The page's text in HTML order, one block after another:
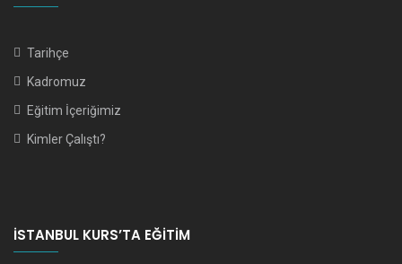
Tarihçe
Kadromuz
Eğitim İçeriğimiz
Kimler Çalıştı?
İSTANBUL KURS’TA EĞITIM